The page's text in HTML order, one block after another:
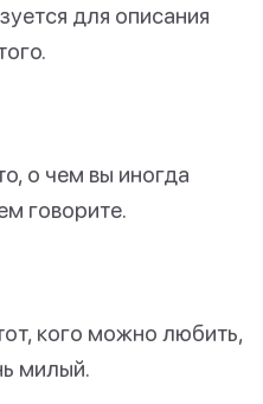
для описания
о чем вы иногда
говорите.
кого можно любить,
милый.